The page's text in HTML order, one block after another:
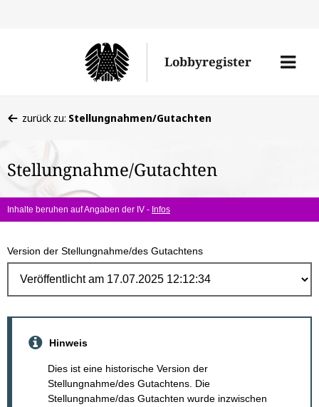
Lobbyregister
Menü
befinden
hier:
zurück zu: Stellungnahmen/Gutachten
Stellungnahme/Gutachten
Inhalte beruhen auf Angaben der IV - Infos
Version der Stellungnahme/des Gutachtens
Hinweis
Dies ist eine historische Version der
Stellungnahme/des Gutachtens. Die
Stellungnahme/das Gutachten wurde inzwischen